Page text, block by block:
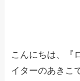
こんにちは、『
イターのあきこ